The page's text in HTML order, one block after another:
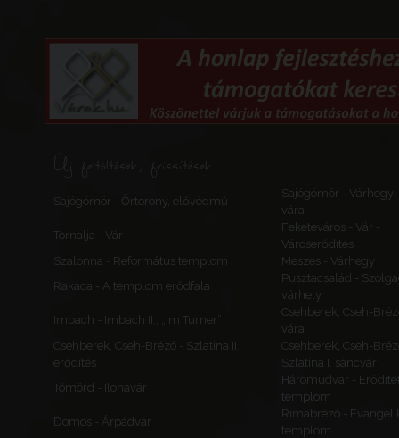
Új feltöltések, frissítések
Sajógömör - Őrtorony, elővédmű
Sajógömör - Várhegy
vára
Tornalja - Vár
Feketeváros - Vár -
Városerődítés
Szalonna - Református templom
Meszes - Várhegy
Rakaca - A templom erődfala
Pusztacsalád -
várhely
Imbach - Imbach II., „Im Turner”
Csehberek, Cseh-
vára
Csehberek, Cseh-Brézó - Szlatina II.
erődítés
Csehberek, Cseh-
Szlatina I. sáncvár
Tömörd - Ilonavár
Háromudvar -
templom
Dömös - Árpádvár
Rimabrézó -
templom